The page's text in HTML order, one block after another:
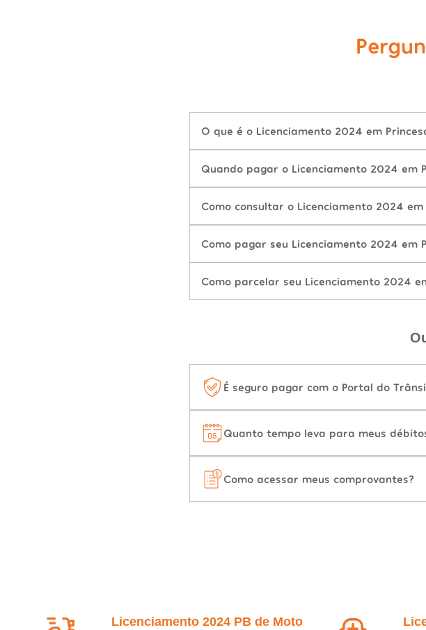
O que é o Licenciamento 2024 em
Quando pagar o Licenciamento 2024 em
Como consultar o Licenciamento 2024
Como pagar seu Licenciamento 2024 em
Como parcelar seu Licenciamento 2024
É seguro pagar com o Portal do
Quanto tempo leva para meus
Como acessar meus comprovantes?
Licenciamento 2024 PB de Moto